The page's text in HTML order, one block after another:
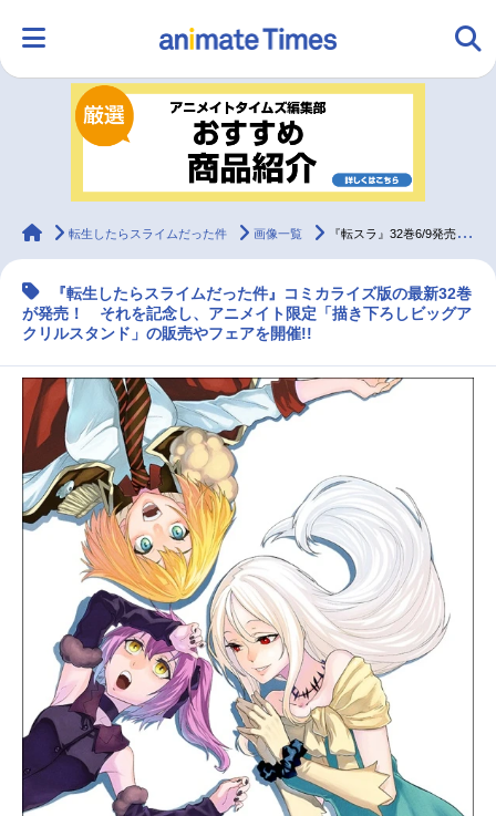
ランキング アニメ
ラジオ グッズ
マンガ・ラノベ ゲーム・アプリ 音楽 コスプレ
2.5次元 配信・Vtuber トレンド
最新記事一覧
アニメ記事一覧 声優記事一覧
アニメ映画一覧 実写化映画一覧
今期アニメ曜日別一覧
春アニメ 夏アニメ
秋アニメ 冬アニメ
男性声優/女性声優一覧
FOLLOW US
animateTimes
転生したらスライムだった件 画像一覧 『転スラ』32巻6/9発売、アニメイトでは受注生産商品販売など有
『転生したらスライムだった件』コミカライズ版の最新32巻
が発売！ それを記念し、アニメイト限定「描き下ろしビッグア
クリルスタンド」の販売やフェアを開催!!